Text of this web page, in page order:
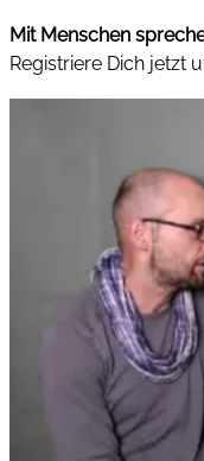
Mit Menschen
Registriere Dich jetzt